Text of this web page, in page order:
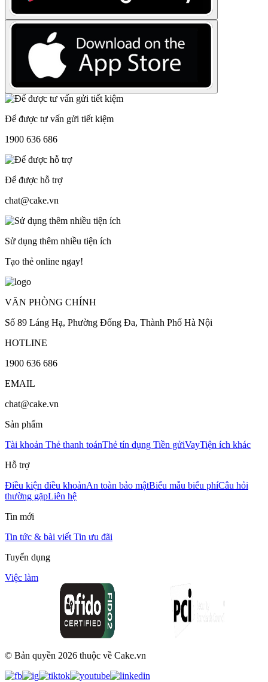
Để được tư vấn gửi tiết kiệm
1900 636 686
Để được hỗ trợ
chat@cake.vn
Sử dụng thêm nhiều tiện ích
Tạo thẻ online ngay!
VĂN PHÒNG CHÍNH
Số 89 Láng Hạ, Phường Đống Đa, Thành Phố Hà Nội
HOTLINE
1900 636 686
EMAIL
chat@cake.vn
Sản phẩm
Tài khoản Thẻ thanh toánThẻ tín dụng Tiền gửiVayTiện ích khác
Hỗ trợ
Điều kiện điều khoảnAn toàn bảo mậtBiểu mẫu biểu phíCâu hỏi
thường gặpLiên hệ
Tin mới
Tin tức & bài viết Tin ưu đãi
Tuyển dụng
Việc làm
© Bản quyền 2026 thuộc về Cake.vn